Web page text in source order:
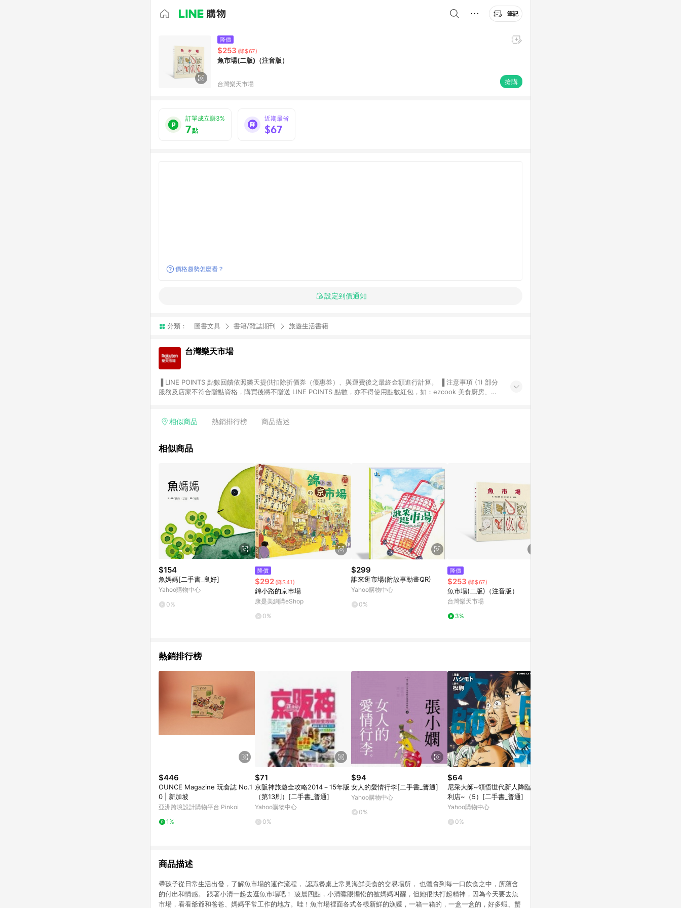
筆記
降價
$253 (降$67)
魚市場(二版)（注音版）
台灣樂天市場 搶購
訂單成立賺3%
7點
近期最省
$67
價格趨勢怎麼看？
設定到價通知
分類： 圖書文具 書籍/雜誌期刊 旅遊生活書籍
台灣樂天市場
服務及店家不符合贈點資格，購買後將不贈送 LINE POINTS 點數，亦不得使用點數紅包，如：ezcook 美食廚房、樂
享有 LINE POINTS 回饋。 (3) 若購買之訂單（包含預購商品）未符合樂天市場 45 天內完成訂單出貨及結帳，則不符
會有時間差，如顯示之商品規格、顏色、價位、贈品與台灣樂天市場銷售網頁不符，以銷售網頁標示為準。 (6) 導購訂
點數回饋或點數回饋有爭議，台灣樂天市場保有更改條款與法律追訴之權利，活動詳情以樂天市場網站公告為準。
相似商品 熱銷排行榜 商品描述
相似商品
$154
魚媽媽[二手書_良好]
Yahoo購物中心
0%
降價
$292 (降$41)
錦小路的京巿場
康是美網購eShop
0%
$299
誰來逛市場(附故事動畫QR)
Yahoo購物中心
0%
降價
$253 (降$67)
魚市場(二版)（注音版）
台灣樂天市場
3%
熱銷排行榜
$446
OUNCE Magazine 玩食誌 No.1
0 | 新加坡
亞洲跨境設計購物平台 Pinkoi
1%
$71
京阪神旅遊全攻略2014－15年版
（第13刷）[二手書_普通]
Yahoo購物中心
0%
$94
女人的愛情行李[二手書_普通]
Yahoo購物中心
0%
$64
尼采大師~領悟世代新人降臨便
利店~（5）[二手書_普通]
Yahoo購物中心
0%
商品描述
帶孩子從日常生活出發，了解魚市場的運作流程， 認識餐桌上常見海鮮美食的交易場所， 也體會到每一口飲食之中，所蘊含
的付出和情感。 跟著小清一起去逛魚市場吧！ 凌晨四點，小清睡眼惺忪的被媽媽叫醒，但她很快打起精神，因為今天要去魚
市場，看看爺爺和爸爸、媽媽平常工作的地方。哇！魚市場裡面各式各樣新鮮的漁獲，一箱一箱的，一盒一盒的，好多蝦、蟹